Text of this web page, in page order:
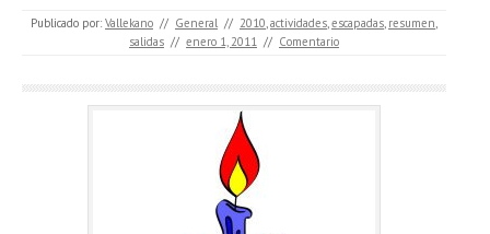
Publicado por: Vallekano // General // 2010,actividades,escapadas, resumen,
salidas // enero 1, 2011 // Comentario